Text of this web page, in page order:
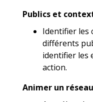
Publics et
Identifier les
différents
identifier les
action.
Animer un réseau